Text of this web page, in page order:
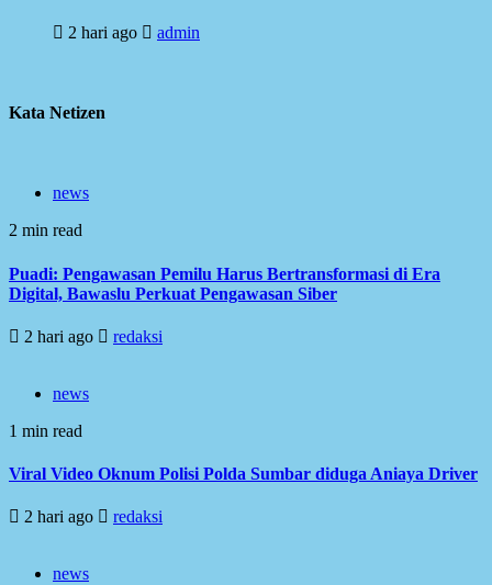
2 hari ago admin
Kata Netizen
news
2 min read
Puadi: Pengawasan Pemilu Harus Bertransformasi di Era
Digital, Bawaslu Perkuat Pengawasan Siber
2 hari ago redaksi
news
1 min read
Viral Video Oknum Polisi Polda Sumbar diduga Aniaya Driver
2 hari ago redaksi
news